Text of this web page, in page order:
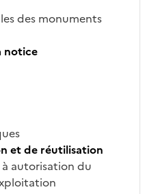
des monuments
notice
et de réutilisation
autorisation du